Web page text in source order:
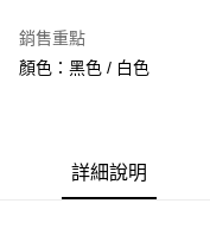
合作金庫商業銀行
華南商業銀行
匯豐（台灣）商業銀行
聯邦商業銀行
超商取貨付款
銷售重點
顏色：黑色 / 白色
詳細說明